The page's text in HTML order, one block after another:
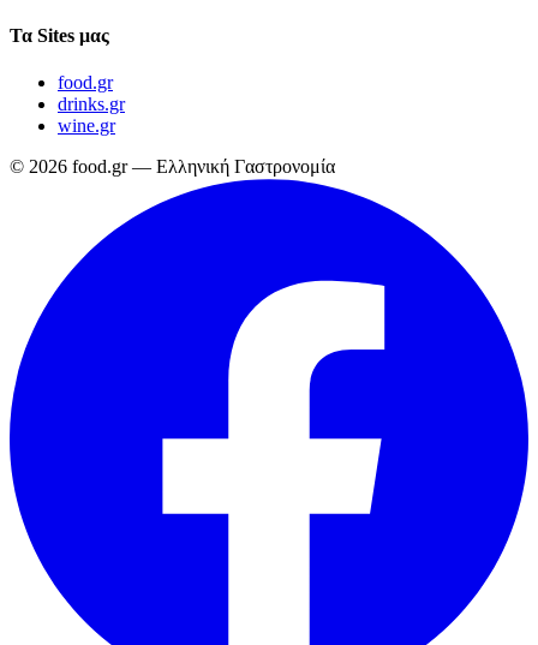
Τα Sites μας
food.gr
drinks.gr
wine.gr
© 2026 food.gr — Ελληνική Γαστρονομία